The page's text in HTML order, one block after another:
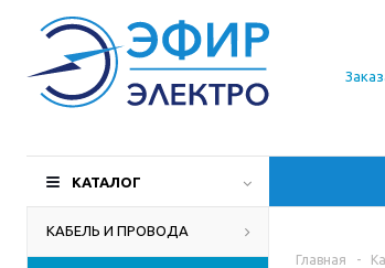
О компании
Доставка
Производители
КАТАЛОГ
КАБЕЛЬ И ПРОВОДА
Главная -